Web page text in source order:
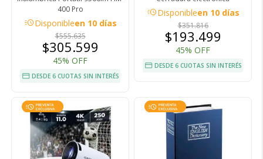
400 Pro
acuteDisponibleen 10 días
$555.635
$305.599
45% OFF
DESDE 6 CUOTAS SIN INTERÉS
acuteDisponibleen 10 días
$351.816
$193.499
45% OFF
DESDE 6 CUOTAS SIN INTERÉS